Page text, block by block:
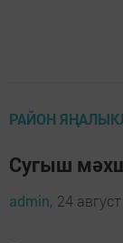
РАЙОН
Сугыш
admin, 24